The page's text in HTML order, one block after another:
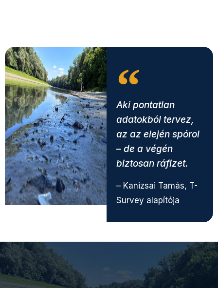
Aki pontatlan
adatokból tervez,
az az elején spórol
– de a végén
biztosan ráfizet.
– Kanizsai Tamás, T-
Survey alapítója